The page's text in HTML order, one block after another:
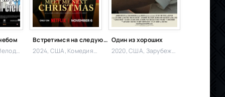
Встретимся на следующее Рождество
2024, США, Комедия, Мелодрама
Один из хороших
2020, США, Зарубежный, Драма